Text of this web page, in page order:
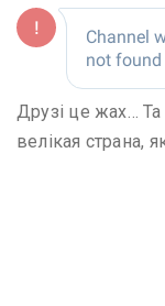
Друзі це жах…
велікая страна,